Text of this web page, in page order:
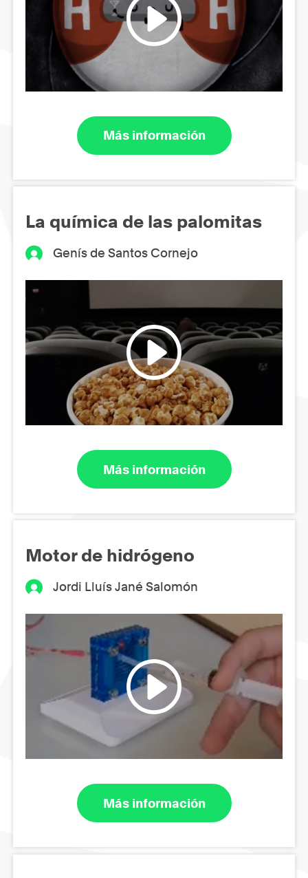
Más información
La química de las palomitas
Genís de Santos Cornejo
Más información
Motor de hidrógeno
Jordi Lluís Jané Salomón
Más información